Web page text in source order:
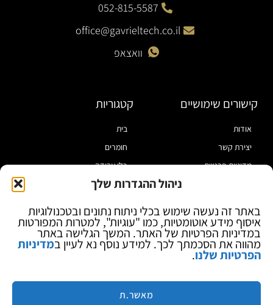
ניהול ההגדרות שלך
באתר זה נעשה שימוש בכלי ניתוח נתונים ובטכנולוגיות
איסוף מידע אוטומטיות, כמו "עוגיות", למטרות המפורטות
במדיניות הפרטיות של האתר. המשך הגלישה באתר
מהווה את הסכמתך לכך. למידע נוסף נא לעיין במדיניות
הפרטיות שלנו.
מאשר.ת
052-815-5587
office@gavrieltech.co.il
וואצאפ
קישורים שימושיים
אודות
יצירת קשר
מדיניות פרטיות
בלוג
קטגוריות
בית
חומרים
כלי עבודה
מוצרי הלחמה
ספקי כח ומודדים
ציוד אופטי להגדלה
מותגים